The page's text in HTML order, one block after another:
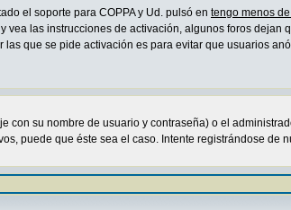
el soporte para COPPA y Ud. pulsó en tengo menos
las instrucciones de activación, algunos foros dejan
que se pide activación es para evitar que usuarios
con su nombre de usuario y contraseña) o el
puede que éste sea el caso. Intente registrándose de